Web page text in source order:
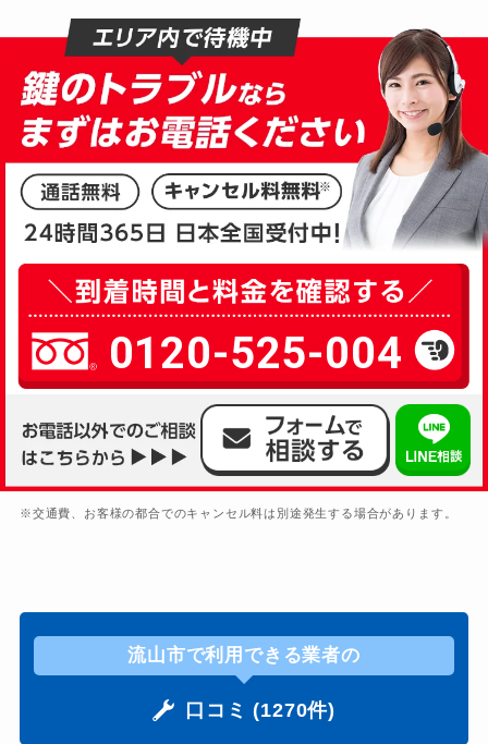
0120-525-004
※交通費、お客様の都合でのキャンセル料は別途発生する場合があります。
流山市で利用できる業者の
口コミ (1270件)